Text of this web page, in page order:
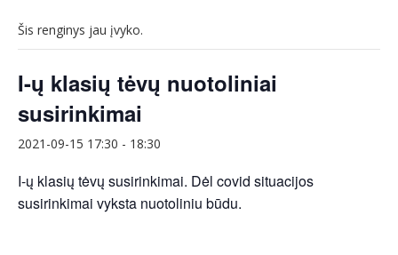
Šis renginys jau įvyko.
I-ų klasių tėvų nuotoliniai
susirinkimai
2021-09-15 17:30 - 18:30
I-ų klasių tėvų susirinkimai. Dėl covid situacijos
susirinkimai vyksta nuotoliniu būdu.